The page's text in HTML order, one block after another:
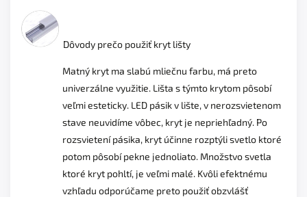
Dôvody prečo použiť kryt lišty
Matný kryt ma slabú mliečnu farbu, má preto
univerzálne využitie. Lišta s týmto krytom pôsobí
veľmi esteticky. LED pásik v lište, v nerozsvietenom
stave neuvidíme vôbec, kryt je nepriehľadný. Po
rozsvietení pásika, kryt účinne rozptýli svetlo ktoré
potom pôsobí pekne jednoliato. Množstvo svetla
ktoré kryt pohltí, je veľmi malé. Kvôli efektnému
vzhľadu odporúčame preto použiť obzvlášť